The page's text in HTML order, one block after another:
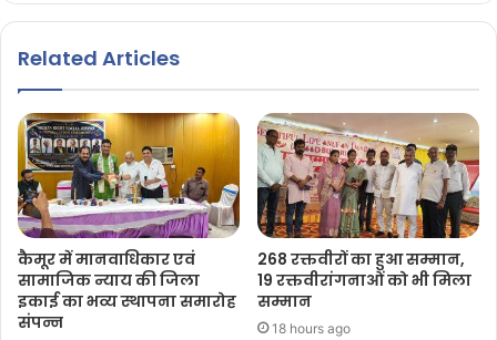
Related Articles
कैमूर में मानवाधिकार एवं
सामाजिक न्याय की जिला
इकाई का भव्य स्थापना समारोह
संपन्न
268 रक्तवीरों का हुआ सम्मान,
19 रक्तवीरांगनाओं को भी मिला
सम्मान
18 hours ago